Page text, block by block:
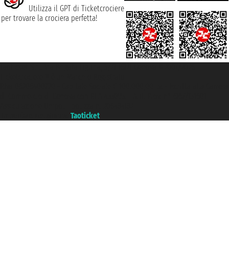
Utilizza il GPT di Ticketcrociere
per trovare la crociera perfetta!
Taoticket